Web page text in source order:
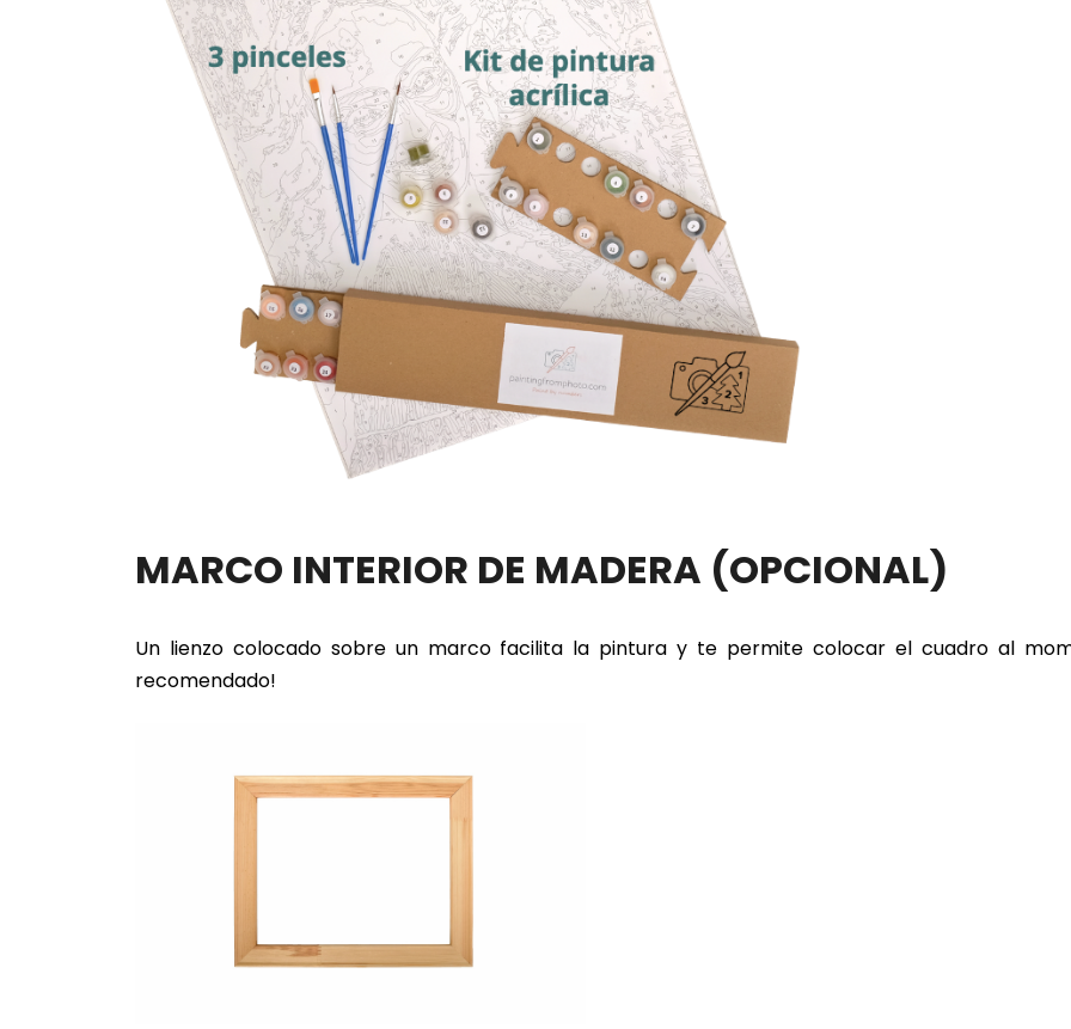
MARCO INTERIOR DE MADERA (OPCIONAL)
Un lienzo colocado sobre un marco facilita la pintura y te permite colocar el cuadro al
recomendado!